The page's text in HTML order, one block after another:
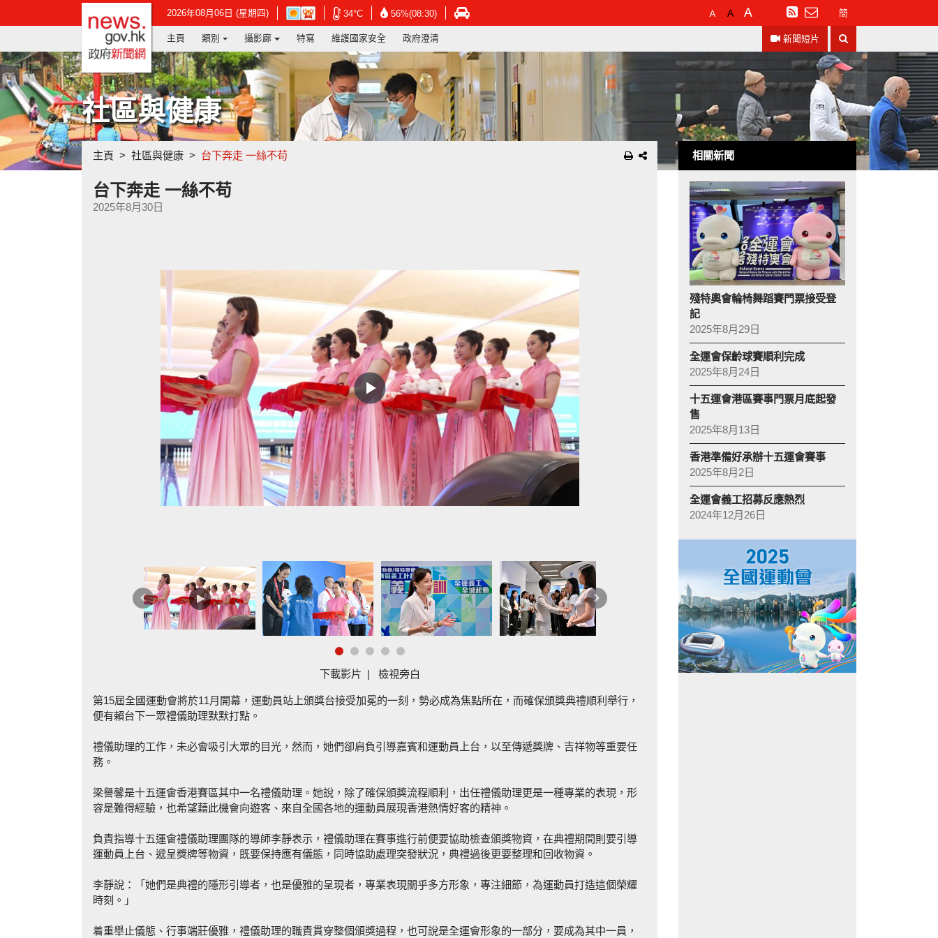
2026年08月06日 (星期四)
在
新
窗
香
港
天
34°C在
新
視
窗
開
啟
連
結
-
香
港
56%(08:30)在
新
視
窗
啟
連
-
香
港
在
新
窗
開
啟
連
結
-
香
預
設
體
大
較
大
字
體
最
大
字
訂
閱
RSS
簡
政府新聞網主頁
主頁 類別 攝影廊 特寫 維護國家安全 政府澄清 新聞短片
尋
社區與健康
主頁 社區與健康 台下奔走 一絲不苟
台下奔走 一絲不苟
2025年8月30日
Play
Video
梁譽馨（前排右）說，擔任禮儀助理是難得經驗，希望藉機展
下
一
上
一
篇
下載影片 | 檢視旁白
第15屆全國運動會將於11月開幕，運動員站上頒獎台接受加冕的一刻，勢必成為焦點所在，而確保頒獎典禮順利舉行，
便有賴台下一眾禮儀助理默默打點。
禮儀助理的工作，未必會吸引大眾的目光，然而，她們卻肩負引導嘉賓和運動員上台，以至傳遞獎牌、吉祥物等重要任
務。
梁譽馨是十五運會香港賽區其中一名禮儀助理。她說，除了確保頒獎流程順利，出任禮儀助理更是一種專業的表現，形
容是難得經驗，也希望藉此機會向遊客、來自全國各地的運動員展現香港熱情好客的精神。
負責指導十五運會禮儀助理團隊的導師李靜表示，禮儀助理在賽事進行前便要協助檢查頒獎物資，在典禮期間則要引導
運動員上台、遞呈獎牌等物資，既要保持應有儀態，同時協助處理突發狀況，典禮過後更要整理和回收物資。
李靜說：「她們是典禮的隱形引導者，也是優雅的呈現者，專業表現關乎多方形象，專注細節，為運動員打造這個榮耀
時刻。」
着重舉止儀態、行事端莊優雅，禮儀助理的職責貫穿整個頒獎過程，也可說是全運會形象的一部分，要成為其中一員，
相關新聞
殘特奧會輪椅舞蹈賽門票接受登
記
2025年8月29日
全運會保齡球賽順利完成
2025年8月24日
十五運會港區賽事門票月底起發
售
2025年8月13日
香港準備好承辦十五運會賽事
2025年8月2日
全運會義工招募反應熱烈
2024年12月26日